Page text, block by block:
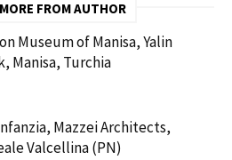
MORE FROM AUTHOR
Museum of Manisa, Yalin
Manisa, Turchia
Mazzei Architects,
Valcellina (PN)